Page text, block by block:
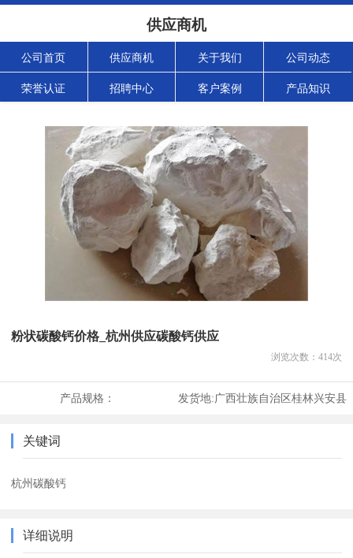
供应商机
公司首页 供应商机 关于我们 公司动态
荣誉认证 招聘中心 客户案例 产品知识
粉状碳酸钙价格_杭州供应碳酸钙供应
浏览次数： 414次
产品规格： 发货地:广西壮族自治区桂林兴安县
关键词
杭州碳酸钙
详细说明